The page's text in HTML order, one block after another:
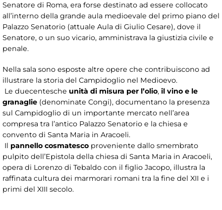
Senatore di Roma, era forse destinato ad essere collocato
all’interno della grande aula medioevale del primo piano del
Palazzo Senatorio (attuale Aula di Giulio Cesare), dove il
Senatore, o un suo vicario, amministrava la giustizia civile e
penale.
Nella sala sono esposte altre opere che contribuiscono ad
illustrare la storia del Campidoglio nel Medioevo.
Le duecentesche unità di misura per l’olio, il vino e le
granaglie (denominate Congi), documentano la presenza
sul Campidoglio di un importante mercato nell’area
compresa tra l’antico Palazzo Senatorio e la chiesa e
convento di Santa Maria in Aracoeli.
Il pannello cosmatesco proveniente dallo smembrato
pulpito dell’Epistola della chiesa di Santa Maria in Aracoeli,
opera di Lorenzo di Tebaldo con il figlio Jacopo, illustra la
raffinata cultura dei marmorari romani tra la fine del XII e i
primi del XIII secolo.